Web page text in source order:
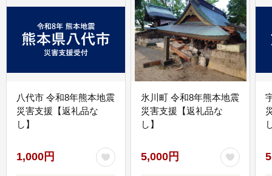
八代市 令和8年熊本地震
災害支援【返礼品な
し】
1,000円
氷川町 令和8年熊本地震
災害支援【返礼品な
し】
5,000円